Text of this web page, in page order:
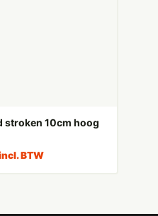
stroken 10cm hoog
BTW